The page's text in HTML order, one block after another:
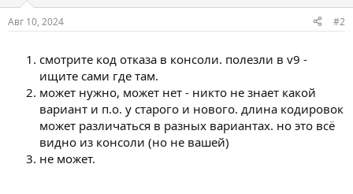
Авг 10, 2024 #2
смотрите код отказа в консоли. полезли в v9 -
ищите сами где там.
может нужно, может нет - никто не знает какой
вариант и п.о. у старого и нового. длина кодировок
может различаться в разных вариантах. но это всё
видно из консоли (но не вашей)
не может.